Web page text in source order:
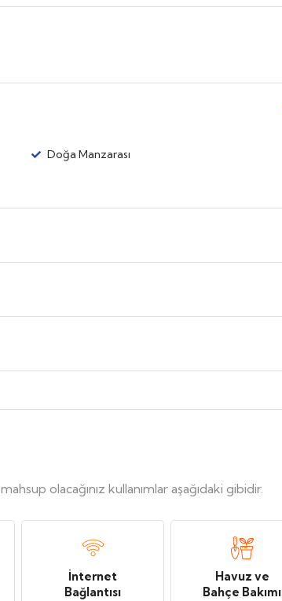
Doğa Manzarası
olacağınız kullanımlar aşağıdaki gibidir.
İnternet
Bağlantısı
Havuz ve
Bahçe Bakımı